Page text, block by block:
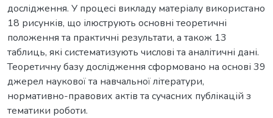
дослідження. У процесі викладу матеріалу використано
18 рисунків, що ілюструють основні теоретичні
положення та практичні результати, а також 13
таблиць, які систематизують числові та аналітичні дані.
Теоретичну базу дослідження сформовано на основі 39
джерел наукової та навчальної літератури,
нормативно-правових актів та сучасних публікацій з
тематики роботи.